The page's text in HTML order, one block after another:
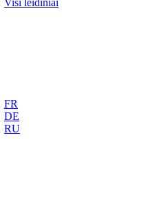
Visi leidiniai
FR
DE
RU